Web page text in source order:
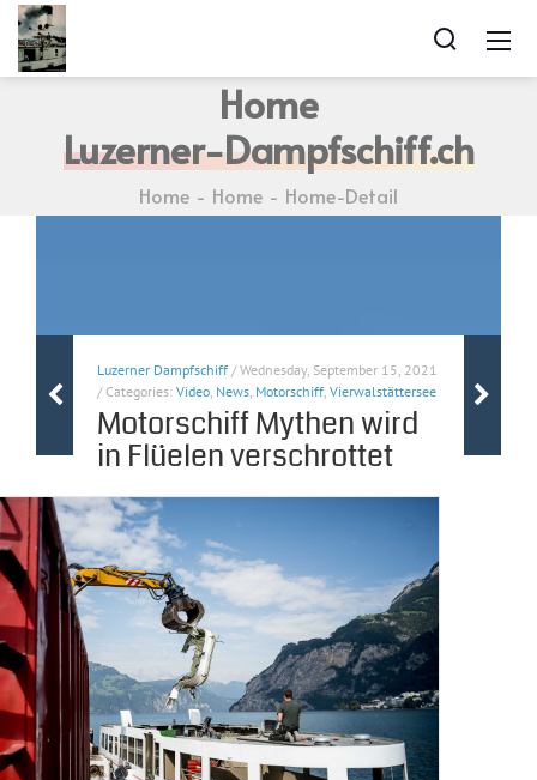
Home
Luzerner-Dampfschiff.ch
Home Home Home-Detail
Luzerner Dampfschiff / Wednesday, September 15, 2021
/ Categories:Video, News, Motorschiff,Vierwalstättersee
Motorschiff Mythen wird
in Flüelen verschrottet